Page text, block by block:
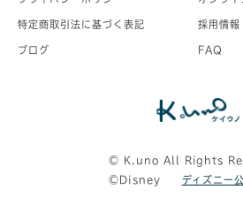
特定商取引法に基づく表記 採用情報
ブログ FAQ
©︎ K.uno All Rights
©Disney ディズニー